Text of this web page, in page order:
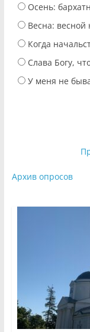
Осень:
Весна: весной
Когда
Слава Богу,
У меня не
Архив опросов